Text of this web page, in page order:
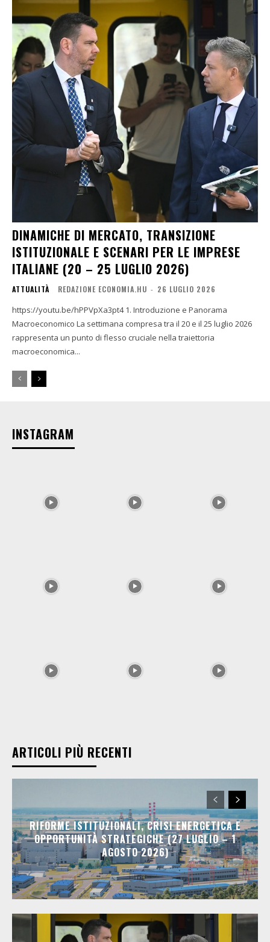
DINAMICHE DI MERCATO, TRANSIZIONE
ISTITUZIONALE E SCENARI PER LE IMPRESE
ITALIANE (20 – 25 LUGLIO 2026)
ATTUALITÀ REDAZIONE ECONOMIA.HU - 26 LUGLIO 2026
https://youtu.be/hPPVpXa3pt4 1. Introduzione e Panorama
Macroeconomico La settimana compresa tra il 20 e il 25 luglio 2026
rappresenta un punto di flesso cruciale nella traiettoria
macroeconomica...
INSTAGRAM
ARTICOLI PIÙ RECENTI
RIFORME ISTITUZIONALI, CRISI ENERGETICA E
OPPORTUNITÀ STRATEGICHE (27 LUGLIO – 1
AGOSTO 2026)